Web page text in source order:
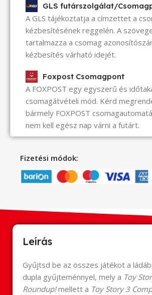
GLS futárszolgálat/
A GLS tájékoztatja a címzettet a
kézbesítésének reggelén. A
tartalmazza a csomag
kézbesítés várható idejét.
Foxpost Csomagpont
A FOXPOST egy egyszerű és
csomagátvételi mód. Kérd
bármely FOXPOST
nem kell egész nap várni a futárt.
Fizetési módok:
Leírás
Gyűjtsd be az összes játékot a
dupla gyűjteménnyel, mely a Toy
Roundup!mellett a Toy Story 3